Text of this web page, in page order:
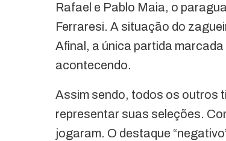
Rafael e Pablo Maia, o
Ferraresi. A situação do
Afinal, a única partida
acontecendo.
Assim sendo, todos os outros
representar suas seleções.
jogaram. O destaque